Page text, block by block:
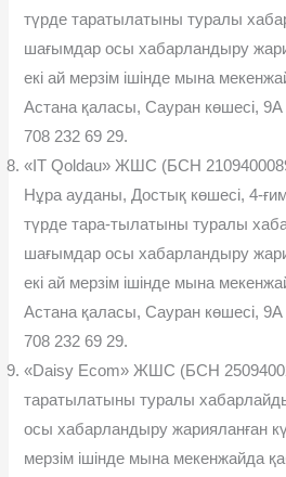
түрде таратылатыны туралы
шағымдар осы хабарландыру
екі ай мерзім ішінде мына
Астана қаласы, Сауран көшесі,
708 232 69 29.
«IT Qoldau» ЖШС (БСН
Нұра ауданы, Достық көшесі, 4-
түрде тара-тылатыны туралы
шағымдар осы хабарландыру
екі ай мерзім ішінде мына
Астана қаласы, Сауран көшесі,
708 232 69 29.
«Daisy Ecom» ЖШС (БСН
таратылатыны туралы
осы хабарландыру жарияланған
мерзім ішінде мына мекенжайда